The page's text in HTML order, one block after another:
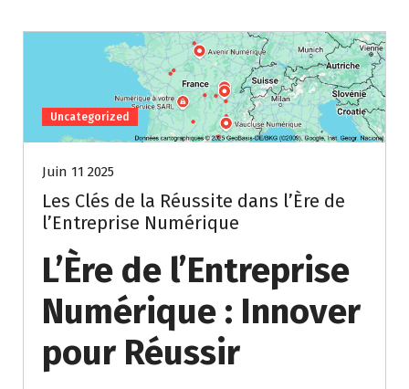
Uncategorized
Juin 11 2025
Les Clés de la Réussite dans l’Ère de
l’Entreprise Numérique
L’Ère de l’Entreprise
Numérique : Innover
pour Réussir